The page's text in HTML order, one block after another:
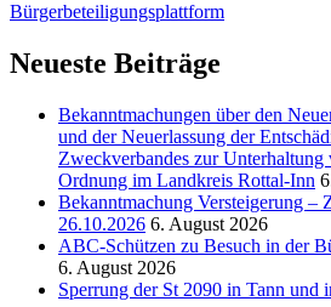
Bürgerbeteiligungsplattform
Neueste Beiträge
Bekanntmachungen über den
und der Neuerlassung der
Zweckverbandes zur Unterhaltung
Ordnung im Landkreis Rottal-Inn
Bekanntmachung Versteigerung –
26.10.2026 6. August 2026
ABC-Schützen zu Besuch in der
6. August 2026
Sperrung der St 2090 in Tann und